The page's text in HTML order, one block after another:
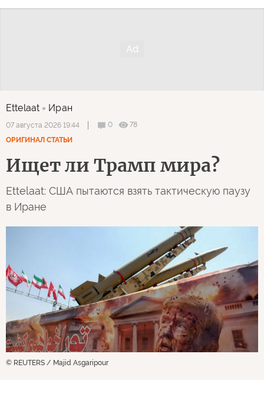
Ettelaat Иран
07 августа 2026 19:44 0
78
ОРИГИНАЛ СТАТЬИ
Ищет ли Трамп мира?
Ettelaat: США пытаются взять тактическую паузу
в Иране
© REUTERS / Majid Asgaripour